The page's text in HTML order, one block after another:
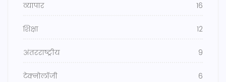
व्यापार 16
शिक्षा 12
अंतरराष्ट्रीय 9
टेक्नोलॉजी 6